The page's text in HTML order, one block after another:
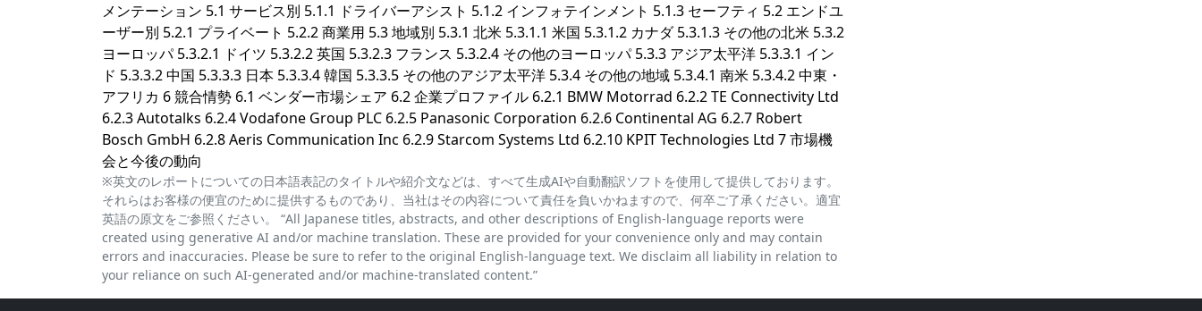
メンテーション 5.1 サービス別 5.1.1 ドライバーアシスト 5.1.2 インフォテインメント 5.1.3 セーフティ 5.2 エンドユ
ーザー別 5.2.1 プライベート 5.2.2 商業用 5.3 地域別 5.3.1 北米 5.3.1.1 米国 5.3.1.2 カナダ 5.3.1.3 その他の北米 5.3.2
ヨーロッパ 5.3.2.1 ドイツ 5.3.2.2 英国 5.3.2.3 フランス 5.3.2.4 その他のヨーロッパ 5.3.3 アジア太平洋 5.3.3.1 イン
ド 5.3.3.2 中国 5.3.3.3 日本 5.3.3.4 韓国 5.3.3.5 その他のアジア太平洋 5.3.4 その他の地域 5.3.4.1 南米 5.3.4.2 中東・
アフリカ 6 競合情勢 6.1 ベンダー市場シェア 6.2 企業プロファイル 6.2.1 BMW Motorrad 6.2.2 TE Connectivity Ltd
6.2.3 Autotalks 6.2.4 Vodafone Group PLC 6.2.5 Panasonic Corporation 6.2.6 Continental AG 6.2.7 Robert
Bosch GmbH 6.2.8 Aeris Communication Inc 6.2.9 Starcom Systems Ltd 6.2.10 KPIT Technologies Ltd 7 市場機
会と今後の動向
※英文のレポートについての日本語表記のタイトルや紹介文などは、すべて生成AIや自動翻訳ソフトを使用して提供しております。
それらはお客様の便宜のために提供するものであり、当社はその内容について責任を負いかねますので、何卒ご了承ください。適宜
英語の原文をご参照ください。 “All Japanese titles, abstracts, and other descriptions of English-language reports were
created using generative AI and/or machine translation. These are provided for your convenience only and may contain
errors and inaccuracies. Please be sure to refer to the original English-language text. We disclaim all liability in relation to
your reliance on such AI-generated and/or machine-translated content.”